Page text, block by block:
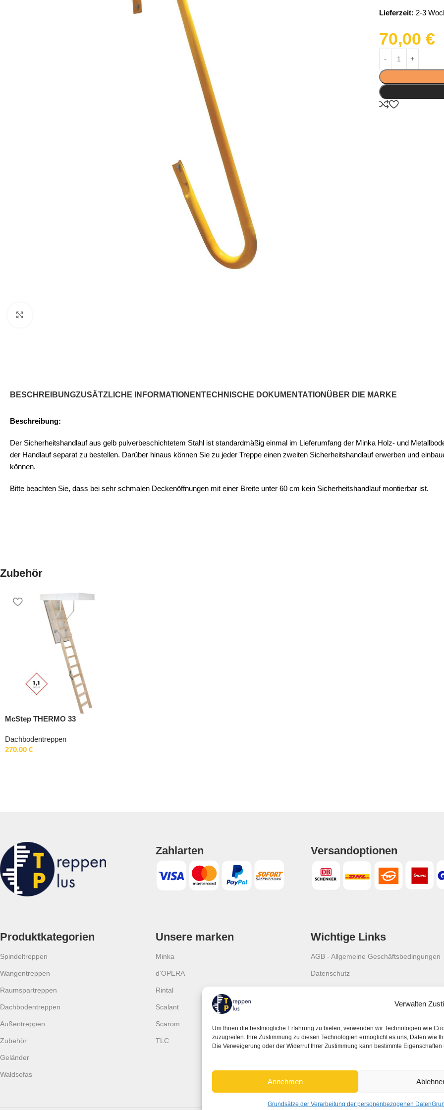
Verwalten
Um Ihnen die bestmögliche Erfahrung zu bieten, verwenden wir Technologien wie
zuzugreifen. Ihre Zustimmung zu diesen Technologien ermöglicht es uns, Daten wie
Die Verweigerung oder der Widerruf Ihrer Zustimmung kann bestimmte
Annehmen
Grundsätze der Verarbeitung der personenbezogenen Daten
Lieferzeit: 2-3
70,00 €
BESCHREIBUNGZUSÄTZLICHE INFORMATIONENTECHNISCHE DOKUMENTATION ÜBER DIE MARKE
Beschreibung:
Der Sicherheitshandlauf aus gelb pulverbeschichtetem Stahl ist standardmäßig einmal im Lieferumfang der Minka Holz- und
der Handlauf separat zu bestellen. Darüber hinaus können Sie zu jeder Treppe einen zweiten Sicherheitshandlauf erwerben und
können.
Bitte beachten Sie, dass bei sehr schmalen Deckenöffnungen mit einer Breite unter 60 cm kein Sicherheitshandlauf montierbar ist.
Zubehör
McStep THERMO 33
Dachbodentreppen
270,00 €
Zahlarten Versandoptionen
Produktkategorien
Spindeltreppen
Wangentreppen
Raumspartreppen
Dachbodentreppen
Außentreppen
Zubehör
Geländer
Waldsofas
Unsere marken
Minka
d'OPERA
Rintal
Scalant
Scarom
TLC
Wichtige Links
AGB - Allgemeine Geschäftsbedingungen
Datenschutz
Gewährleistung